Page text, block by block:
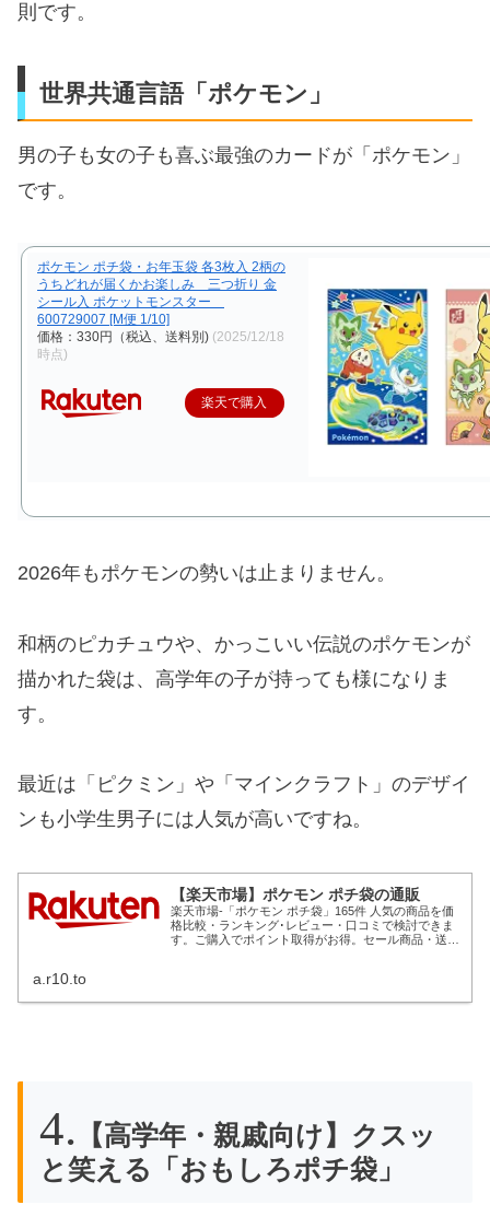
則です。
世界共通言語「ポケモン」
男の子も女の子も喜ぶ最強のカードが「ポケモン」
です。
ポケモン ポチ袋・お年玉袋 各3枚入 2柄の
うちどれが届くかお楽しみ 三つ折り 金
シール入 ポケットモンスター
600729007 [M便 1/10]
価格：330円（税込、送料別) (2025/12/18
時点)
楽天で購入
2026年もポケモンの勢いは止まりません。
和柄のピカチュウや、かっこいい伝説のポケモンが
描かれた袋は、高学年の子が持っても様になりま
す。
最近は「ピクミン」や「マインクラフト」のデザイ
ンも小学生男子には人気が高いですね。
【楽天市場】ポケモン ポチ袋の通販
楽天市場-「ポケモン ポチ袋」165件 人気の商品を価
格比較・ランキング･レビュー・口コミで検討できま
す。ご購入でポイント取得がお得。セール商品・送料
a.r10.to
【高学年・親戚向け】クスッ
と笑える「おもしろポチ袋」